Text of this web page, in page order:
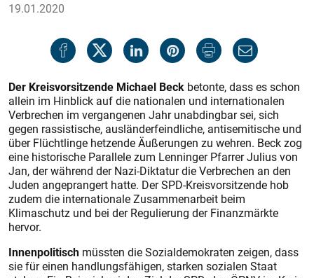
19.01.2020
Der Kreisvorsitzende Michael Beck betonte, dass es schon
allein im Hinblick auf die nationalen und internationalen
Verbrechen im vergangenen Jahr unabdingbar sei, sich
gegen rassistische, ausländerfeindliche, antisemitische und
über Flüchtlinge hetzende Äußerungen zu wehren. Beck zog
eine historische Parallele zum Lenninger Pfarrer Julius von
Jan, der während der Nazi-Diktatur die Verbrechen an den
Juden angeprangert hatte. Der SPD-Kreisvorsitzende hob
zudem die internationale Zusammenarbeit beim
Klimaschutz und bei der Regulierung der Finanz­märkte
hervor.
Innenpolitisch müssten die Sozialdemokraten zeigen, dass
sie für einen handlungsfähigen, starken sozialen Staat